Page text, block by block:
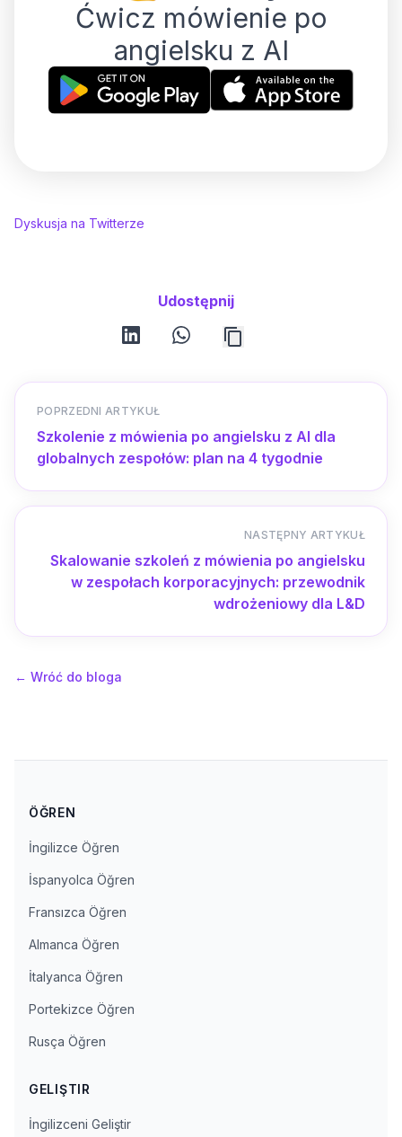
Ćwicz mówienie po
angielsku z AI
Dyskusja na Twitterze
Udostępnij
linkedin whatsapp
POPRZEDNI ARTYKUŁ
Szkolenie z mówienia po angielsku z AI dla
globalnych zespołów: plan na 4 tygodnie
NASTĘPNY ARTYKUŁ
Skalowanie szkoleń z mówienia po angielsku
w zespołach korporacyjnych: przewodnik
wdrożeniowy dla L&D
← Wróć do bloga
ÖĞREN
İngilizce Öğren
İspanyolca Öğren
Fransızca Öğren
Almanca Öğren
İtalyanca Öğren
Portekizce Öğren
Rusça Öğren
GELIŞTIR
İngilizceni Geliştir